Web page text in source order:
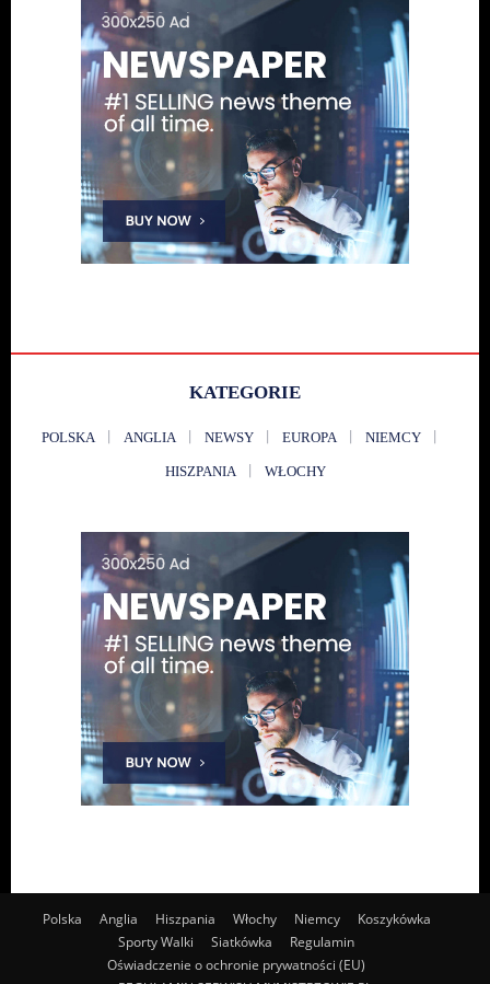
KATEGORIE
POLSKA ANGLIA NEWSY EUROPA NIEMCY
HISZPANIA WŁOCHY
Polska Anglia Hiszpania Włochy Niemcy
Koszykówka
Sporty Walki
Siatkówka
Regulamin
Oświadczenie o ochronie prywatności (EU)